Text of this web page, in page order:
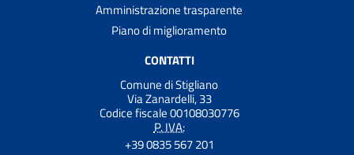
Amministrazione trasparente
Piano di miglioramento
CONTATTI
Comune di Stigliano
Via Zanardelli, 33
Codice fiscale 00108030776
P. IVA:
+39 0835 567 201